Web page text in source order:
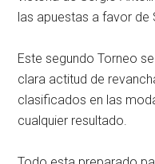
las apuestas a favor de
Este segundo Torneo
clara actitud de
clasificados en las
cualquier resultado.